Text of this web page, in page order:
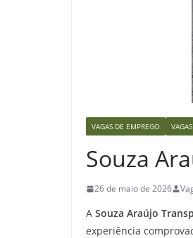
VAGAS DE EMPREGO
Souza
26 de maio de 2026
A Souza Araújo
experiência